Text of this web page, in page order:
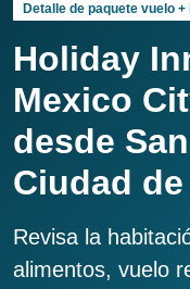
Detalle de paquete vuelo +
Holiday
Mexico
desde
Ciudad
Revisa la
alimentos, vuelo